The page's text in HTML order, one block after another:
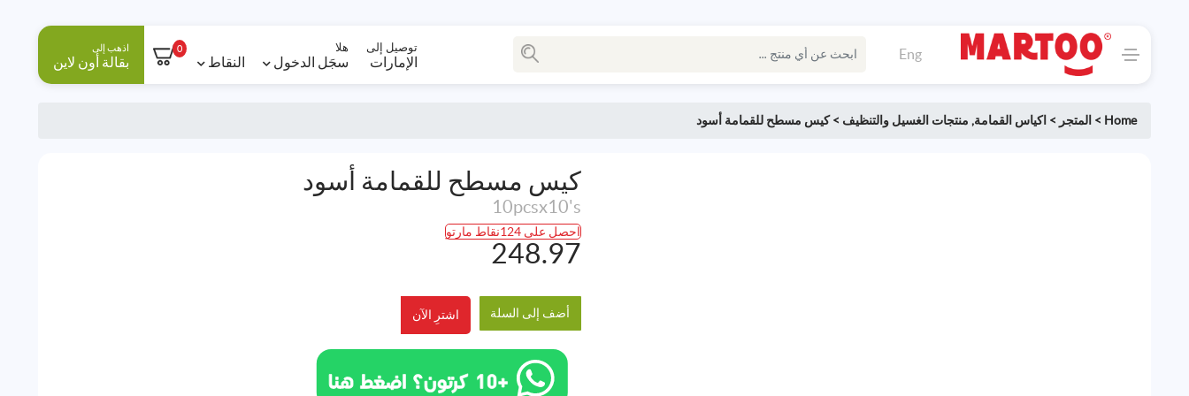
Eng توصيل إلى
الإمارات
هلا
سجَل الدخول النقاط
0 اذهب إلى
بقالة أون لاين
Home
> المتجر > اكياس القمامة, منتجات الغسيل والتنظيف >كيس مسطح للقمامة أسود
كيس مسطح للقمامة أسود
10pcsx10's
احصل على 124نقاط مارتو
248.97
أضف إلى السلة اشترِ الآن